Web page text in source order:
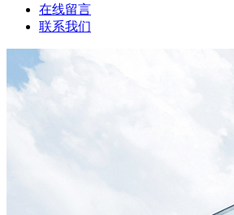
在线留言
联系我们